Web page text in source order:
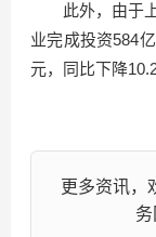
此外，由于上
业完成投资584
元，同比下降
更多资讯，
务